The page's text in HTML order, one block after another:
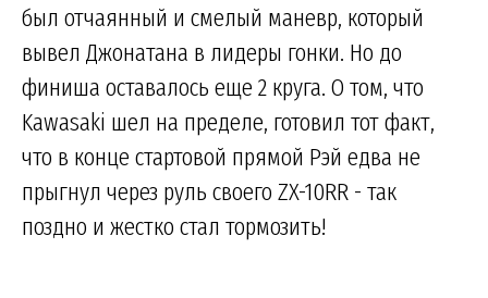
был отчаянный и смелый маневр, который
вывел Джонатана в лидеры гонки. Но до
финиша оставалось еще 2 круга. О том, что
Kawasaki шел на пределе, готовил тот факт,
что в конце стартовой прямой Рэй едва не
прыгнул через руль своего ZX-10RR - так
поздно и жестко стал тормозить!